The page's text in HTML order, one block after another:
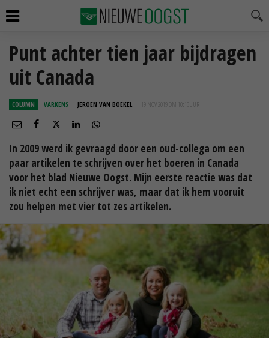
Punt achter tien jaar bijdragen
uit Canada
COLUMN VARKENS JEROEN VAN BOEKEL 19 NOV 2019 OM 10:15
In 2009 werd ik gevraagd door een oud-collega om een
paar artikelen te schrijven over het boeren in Canada
voor het blad Nieuwe Oogst. Mijn eerste reactie was dat
ik niet echt een schrijver was, maar dat ik hem vooruit
zou helpen met vier tot zes artikelen.